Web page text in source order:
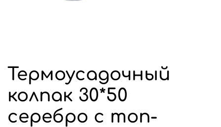
Термоусадочный
колпак 30*50
серебро с топ-